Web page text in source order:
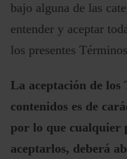
bajo alguna de las
entender y aceptar
los presentes
La aceptación de
contenidos es de
por lo que cualquier
aceptarlos, deberá